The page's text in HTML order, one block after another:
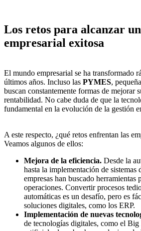
Los retos para alcanzar
empresarial exitosa
El mundo empresarial se ha transformado
últimos años. Incluso las PYMES,
buscan constantemente formas de mejorar
rentabilidad. No cabe duda de que la
fundamental en la evolución de la gestión
A este respecto, ¿qué retos enfrentan las
Veamos algunos de ellos:
Mejora de la eficiencia. Desde la
hasta la implementación de sistemas
empresas han buscado herramientas
operaciones. Convertir procesos
automáticas es un desafío, pero es
soluciones digitales, como los ERP.
Implementación de nuevas
de tecnologías digitales, como el